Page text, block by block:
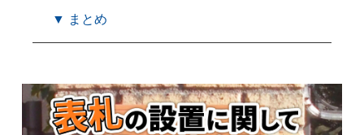
▼ まとめ